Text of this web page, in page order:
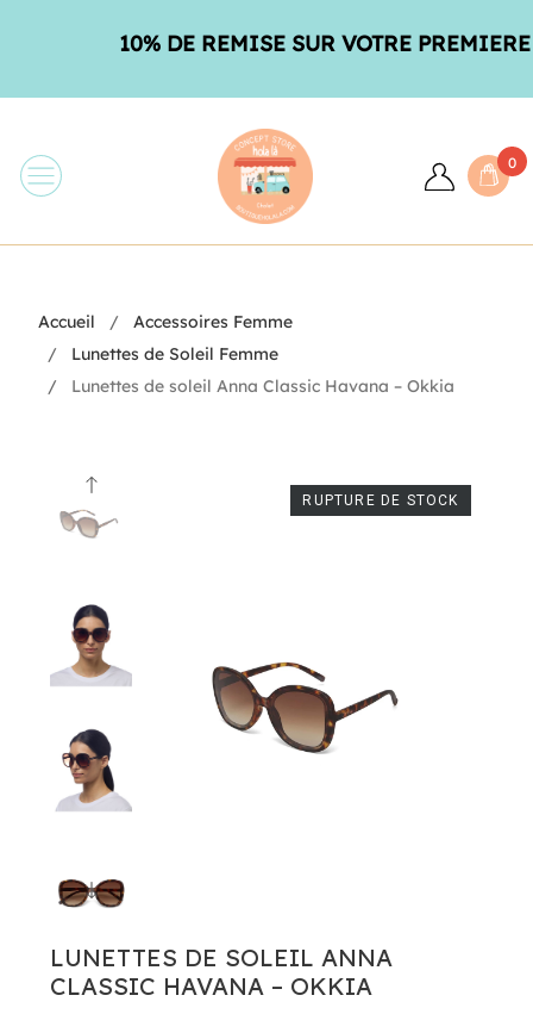
10% DE REMISE SUR VOTRE PREMIERE
0
Accueil
Accessoires Femme
Lunettes de Soleil Femme
Lunettes de soleil Anna Classic Havana – Okkia
RUPTURE DE STOCK
LUNETTES DE SOLEIL ANNA
CLASSIC HAVANA – OKKIA